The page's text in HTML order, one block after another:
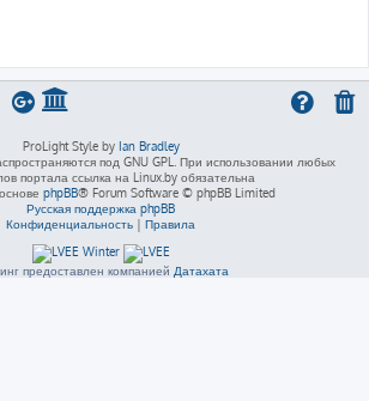
ProLight Style by Ian Bradley
под GNU GPL. При использовании любых
портала ссылка на Linux.by обязательна
phpBB® Forum Software © phpBB Limited
Русская поддержка phpBB
Конфиденциальность | Правила
предоставлен компанией Датахата